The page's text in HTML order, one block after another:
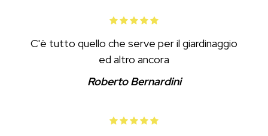
C'è tutto quello che serve per il giardinaggio
ed altro ancora
Roberto Bernardini